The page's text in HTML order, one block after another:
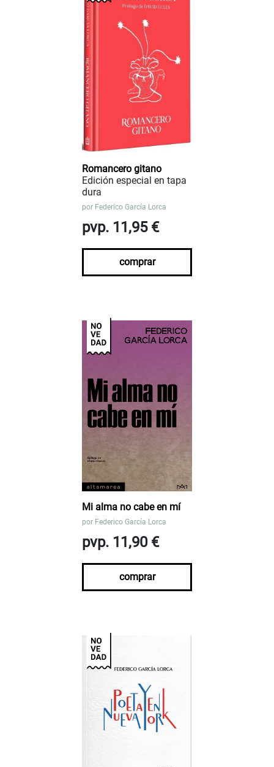
Romancero gitano
Edición especial en tapa
dura
por Federico García Lorca
pvp. 11,95 €
comprar
Mi alma no cabe en mí
por Federico García Lorca
pvp. 11,90 €
comprar